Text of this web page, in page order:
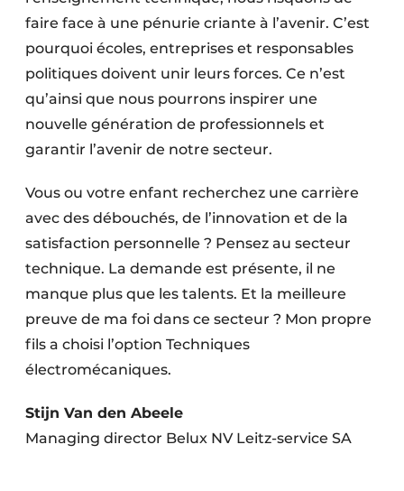
faire face à une pénurie criante à l’avenir. C’est
pourquoi écoles, entreprises et responsables
politiques doivent unir leurs forces. Ce n’est
qu’ainsi que nous pourrons inspirer une
nouvelle génération de professionnels et
garantir l’avenir de notre secteur.
Vous ou votre enfant recherchez une carrière
avec des débouchés, de l’innovation et de la
satisfaction personnelle ? Pensez au secteur
technique. La demande est présente, il ne
manque plus que les talents. Et la meilleure
preuve de ma foi dans ce secteur ? Mon propre
fils a choisi l’option Techniques
électromécaniques.
Stijn Van den Abeele
Managing director Belux NV Leitz-service SA